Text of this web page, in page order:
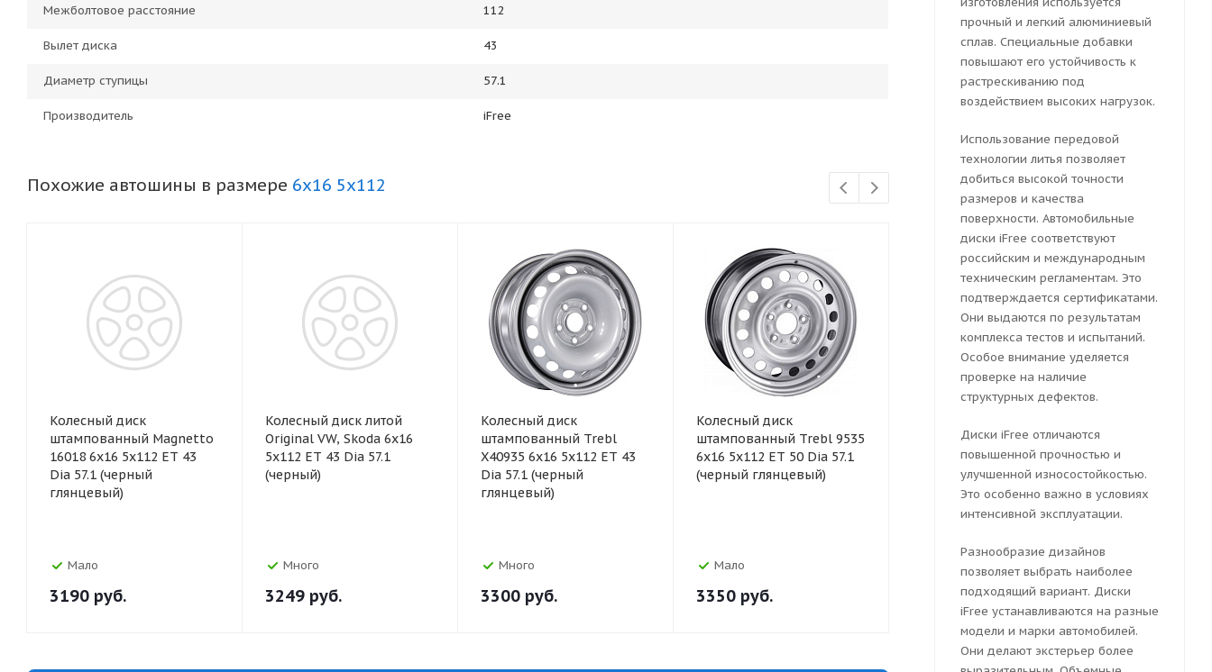
Межболтовое расстояние 112
Вылет диска 43
Диаметр ступицы 57.1
Производитель iFree
Похожие автошины в размере 6x16 5x112
Колесный диск
штампованный Magnetto
16018 6x16 5x112 ET 43
Dia 57.1 (черный
глянцевый)
Мало
3190 руб.
Колесный диск литой
Original VW, Skoda 6x16
5x112 ET 43 Dia 57.1
(черный)
Много
3249 руб.
Колесный диск
штампованный Trebl
X40935 6x16 5x112 ET 43
Dia 57.1 (черный
глянцевый)
Много
3300 руб.
Колесный диск
штампованный Trebl 9535
6x16 5x112 ET 50 Dia 57.1
(черный глянцевый)
Мало
3350 руб.
штампованный Trebl 9535
6x16 5x112 ET 50 Dia 57.1
(серебристый)
руб.
Dia 57.1
глянцевый)
4049
прочный и легкий алюминиевый
сплав. Специальные добавки
повышают его устойчивость к
растрескиванию под
воздействием высоких нагрузок.
Использование передовой
технологии литья позволяет
добиться высокой точности
размеров и качества
поверхности. Автомобильные
диски iFree соответствуют
российским и международным
техническим регламентам. Это
подтверждается сертификатами.
Они выдаются по результатам
комплекса тестов и испытаний.
Особое внимание уделяется
проверке на наличие
структурных дефектов.
Диски iFree отличаются
повышенной прочностью и
улучшенной износостойкостью.
Это особенно важно в условиях
интенсивной эксплуатации.
Разнообразие дизайнов
позволяет выбрать наиболее
подходящий вариант. Диски
iFree устанавливаются на разные
модели и марки автомобилей.
Они делают экстерьер более